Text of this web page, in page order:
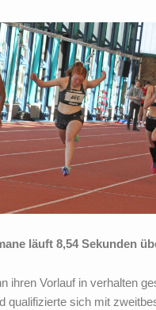
läuft 8,54 Sekunden
ihren Vorlauf in verhalten
qualifizierte sich mit